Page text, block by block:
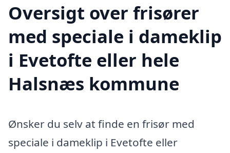
Oversigt over frisører
med speciale i dameklip
i Evetofte eller hele
Halsnæs kommune
Ønsker du selv at finde en frisør med
speciale i dameklip i Evetofte eller